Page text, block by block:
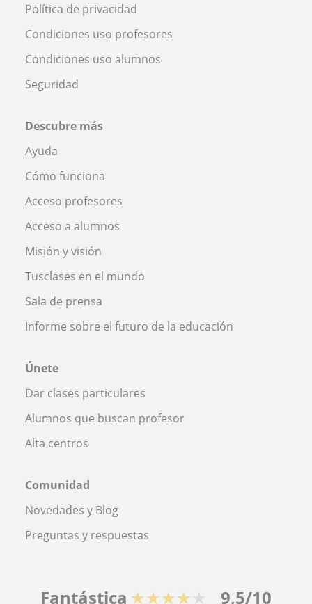
Política de privacidad
Condiciones uso profesores
Condiciones uso alumnos
Seguridad
Descubre más
Ayuda
Cómo funciona
Acceso profesores
Acceso a alumnos
Misión y visión
Tusclases en el mundo
Sala de prensa
Informe sobre el futuro de la educación
Únete
Dar clases particulares
Alumnos que buscan profesor
Alta centros
Comunidad
Novedades y Blog
Preguntas y respuestas
Fantástica ★★★★★ 9,5/10